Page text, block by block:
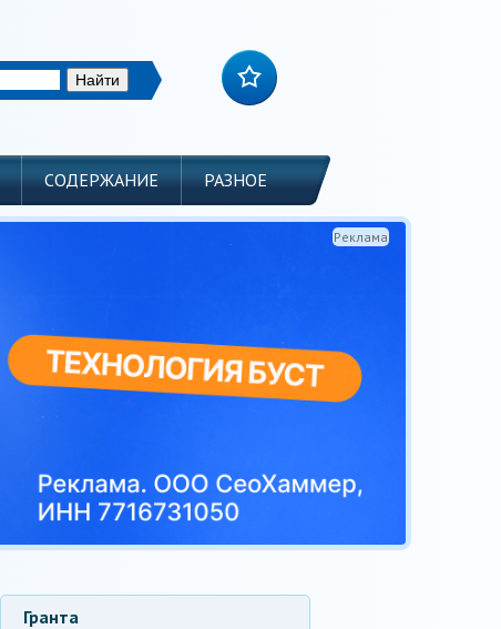
СОДЕРЖАНИЕ РАЗНОЕ
Реклама
Гранта